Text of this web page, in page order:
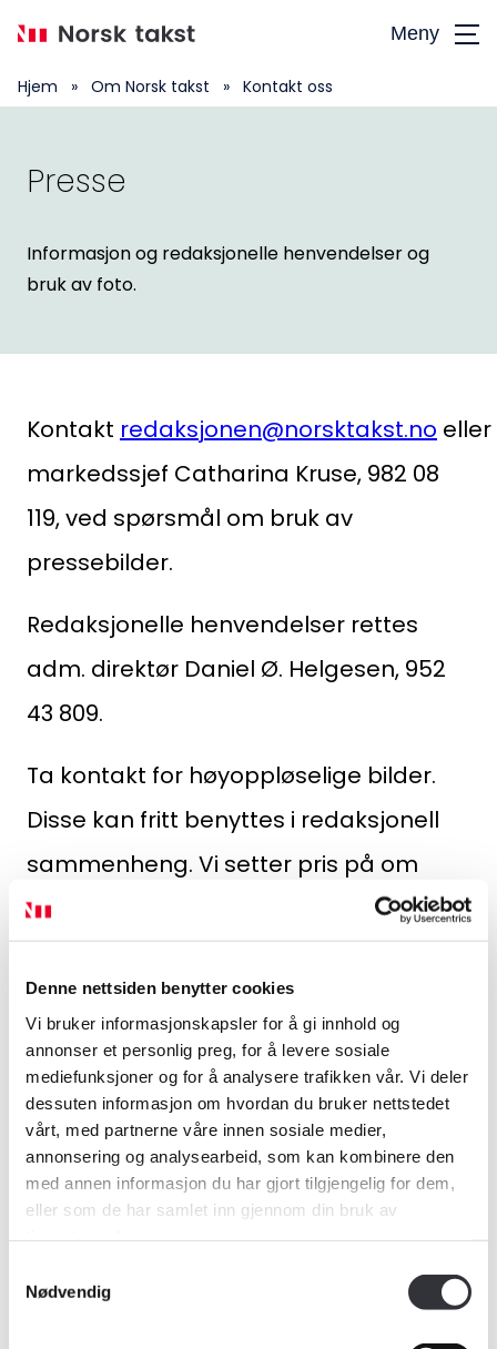
Denne nettsiden benytter cookies
Vi bruker informasjonskapsler for å gi innhold og
annonser et personlig preg, for å levere sosiale
mediefunksjoner og for å analysere trafikken vår. Vi deler
dessuten informasjon om hvordan du bruker nettstedet
vårt, med partnerne våre innen sosiale medier,
annonsering og analysearbeid, som kan kombinere den
med annen informasjon du har gjort tilgjengelig for dem,
eller som de har samlet inn gjennom din bruk av
Nødvendig
hovedinnhold
Meny
Søk
Hjem » Om Norsk takst » Kontakt oss
Presse
Informasjon og redaksjonelle henvendelser og
bruk av foto.
Kontakt redaksjonen@norsktakst.no eller
markedssjef Catharina Kruse, 982 08
119, ved spørsmål om bruk av
pressebilder.
Redaksjonelle henvendelser rettes
adm. direktør Daniel Ø. Helgesen, 952
43 809.
Ta kontakt for høyoppløselige bilder.
Disse kan fritt benyttes i redaksjonell
sammenheng. Vi setter pris på om
Norsk takst, norsktakst.no krediteres.